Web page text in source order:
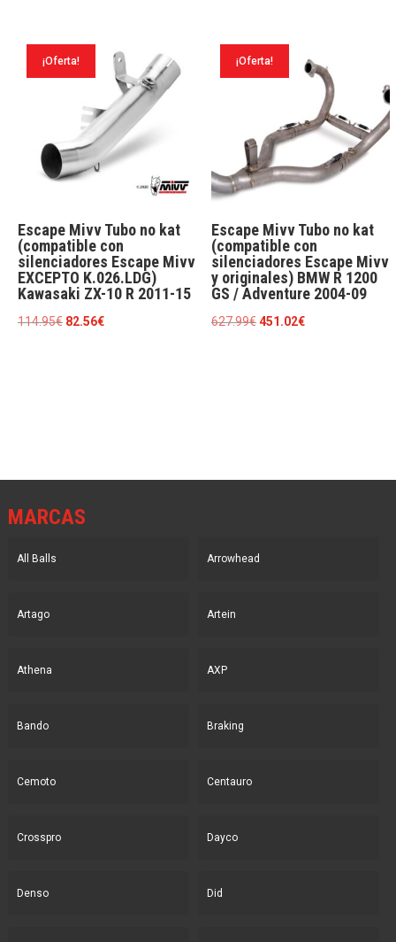
era:
233.53€.167.72€.
¡Oferta!
Escape Mivv Tubo no kat
(compatible con
silenciadores Escape Mivv
EXCEPTO K.026.LDG)
Kawasaki ZX-10 R 2011-15
114.95€ El
82.56€El
¡Oferta!
Escape Mivv Tubo no kat
(compatible con
silenciadores Escape Mivv
y originales) BMW R 1200
GS / Adventure 2004-09
627.99€El
451.02€El
MARCAS
All Balls Arrowhead
Artago Artein
Athena AXP
Bando Braking
Cemoto Centauro
Crosspro Dayco
Denso Did